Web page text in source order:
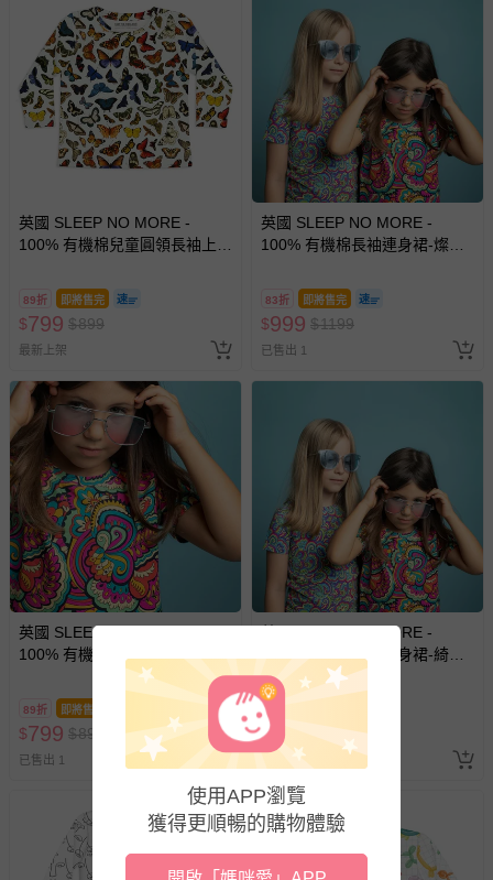
英國 SLEEP NO MORE -
100% 有機棉兒童圓領長袖上
89折 即將售完
$799 $899
最新上架
英國 SLEEP NO MORE -
100% 有機棉長袖連身裙-燦爛
83折 即將售完
$999 $1199
已售出 1
英國 SLEEP NO MORE -
100% 有機棉兒童圓領長袖上
89折 即將售完
$799 $899
已售出 1
英國 SLEEP NO MORE -
100% 有機棉長袖連身裙-綺麗
世界
83折
$999 1199
使用APP瀏覽
獲得更順暢的購物體驗